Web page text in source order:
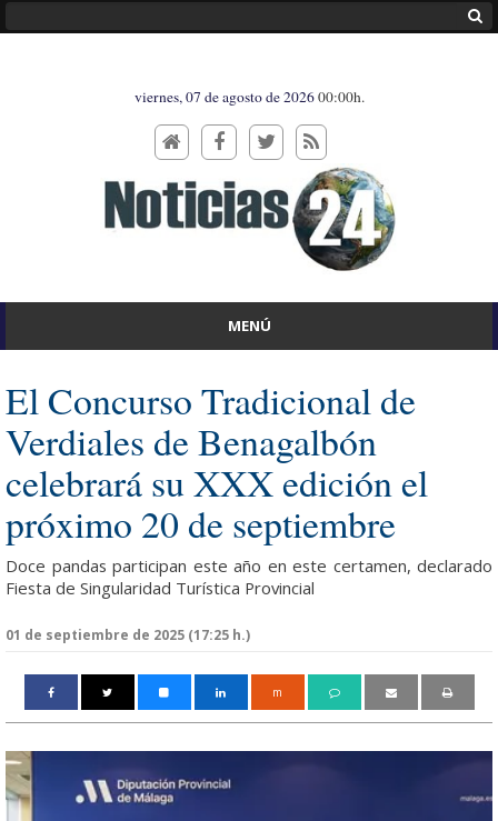
viernes, 07 de agosto de 202600:00h.
MENÚ
El Concurso Tradicional de
Verdiales de Benagalbón
celebrará su XXX edición el
próximo 20 de septiembre
Doce pandas participan este año en este certamen, declarado
Fiesta de Singularidad Turística Provincial
01 de septiembre de 2025 (17:25 h.)
m